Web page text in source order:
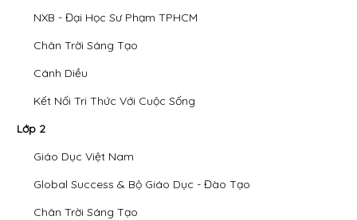
NXB - Đại Học Sư Phạm TPHCM
Chân Trời Sáng Tạo
Cánh Diều
Kết Nối Tri Thức Với Cuộc Sống
Lớp 2
Giáo Dục Việt Nam
Global Success & Bộ Giáo Dục - Đào Tạo
Chân Trời Sáng Tạo